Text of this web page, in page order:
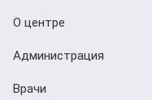
О центре
Администрация
Врачи